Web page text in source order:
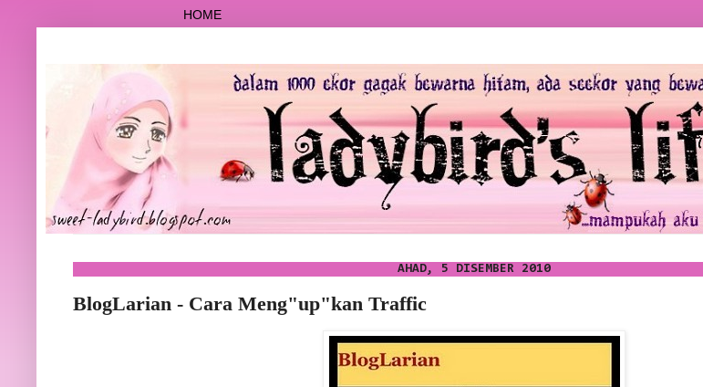
HOME
AHAD, 5 DISEMBER 2010
BlogLarian - Cara Meng"up"kan Traffic